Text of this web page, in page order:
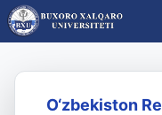
O‘zbekiston